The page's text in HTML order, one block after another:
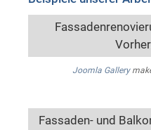
Joomla Gallery
Fassaden- und